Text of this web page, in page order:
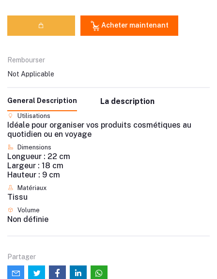
Acheter maintenant
Rembourser
Not Applicable
General Description La description
Utilisations
Idéale pour organiser vos produits cosmétiques au
quotidien ou en voyage
Dimensions
Longueur : 22 cm
Largeur : 18 cm
Hauteur : 9 cm
Matériaux
Tissu
Volume
Non définie
Partager